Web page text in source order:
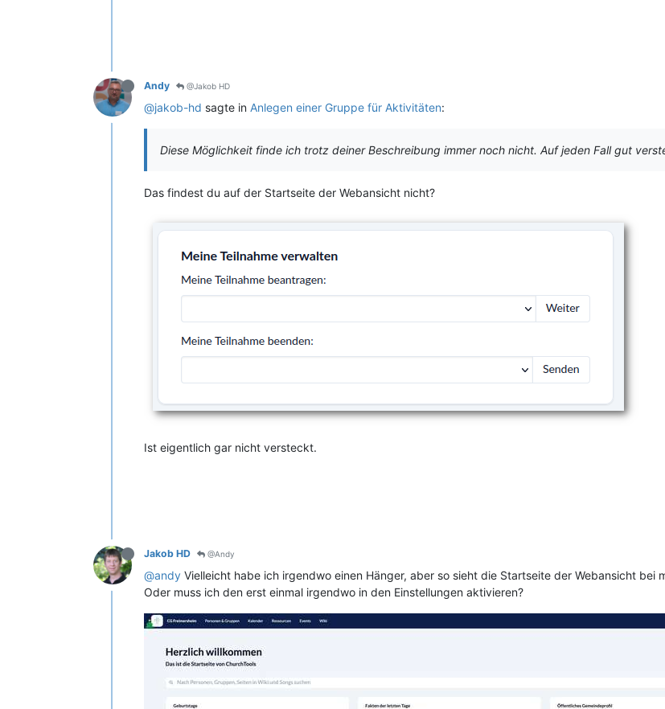
Andy @Jakob HD
@jakob-hd sagte in Anlegen einer Gruppe für Aktivitäten:
Diese Möglichkeit finde ich trotz deiner Beschreibung immer noch nicht. Auf jeden Fall gut
Das findest du auf der Startseite der Webansicht nicht?
Ist eigentlich gar nicht versteckt.
Jakob HD @Andy
@andy Vielleicht habe ich irgendwo einen Hänger, aber so sieht die Startseite der Webansicht bei
Oder muss ich den erst einmal irgendwo in den Einstellungen aktivieren?